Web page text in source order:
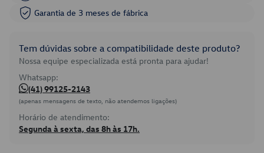
Garantia de 3 meses de fábrica
Tem dúvidas sobre a compatibilidade deste produto?
Nossa equipe especializada está pronta para ajudar!
Whatsapp:
(41) 99125-2143
(apenas mensagens de texto, não atendemos ligações)
Horário de atendimento:
Segunda à sexta, das 8h às 17h.